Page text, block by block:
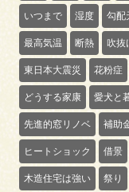
いつまで 湿度 勾配
最高気温 断熱 吹抜
東日本大震災 花粉症
どうする家康 愛犬と
先進的窓リノベ 補助
ヒートショック 借景
木造住宅は強い 祭り